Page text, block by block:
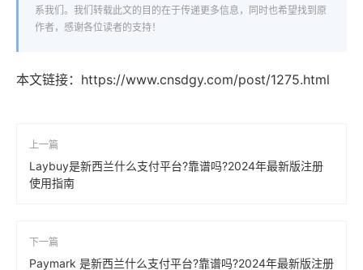
系我们。我们转载此文的目的在于传递更多信息，同时也希望找到原
作者，感谢各位读者的支持！
本文链接： https://www.cnsdgy.com/post/1275.html
上一篇
Laybuy是新西兰什么支付平台?靠谱吗?2024年最新版注册
使用指南
下一篇
Paymark 是新西兰什么支付平台?靠谱吗?2024年最新版注册